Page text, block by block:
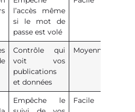
l’accès même
si le mot de
passe est volé
Contrôle qui
voit vos
publications
et données
Moyenne
Empêche le
Facile